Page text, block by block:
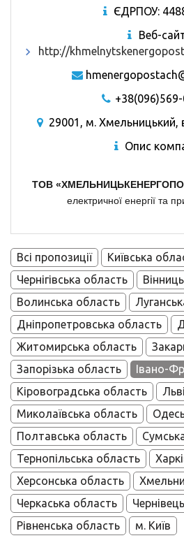
ЄДРПОУ:
Веб-
http://
29001, м. Хмельницький,
Опис
ТОВ
електричної енергії та
Всі пропозиції
Київська
Чернігівська область
Волинська область
Дніпропетровська область
Житомирська область
Запорізька область
Івано-
Кіровоградська область
Миколаївська область
Полтавська область
Тернопільська область
Херсонська область
Черкаська область
Рівненська область
м. Київ